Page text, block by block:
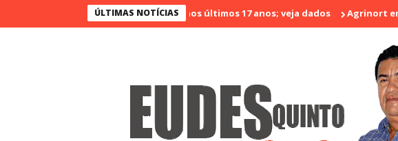
ÚLTIMAS NOTÍCIAS
no Ceará é o menos violento nos últimos 17 anos; veja dados Agrinort em